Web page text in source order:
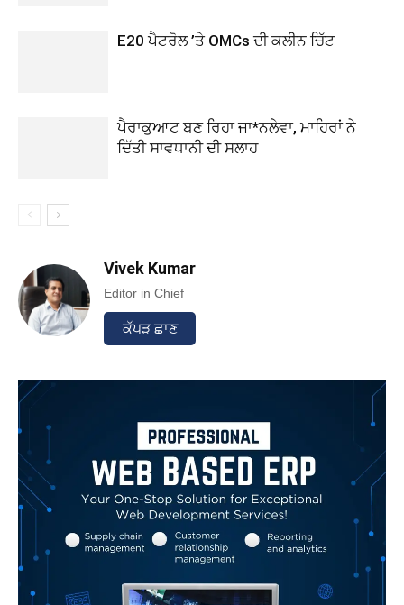
E20 ਪੈਟਰੋਲ ’ਤੇ OMCs ਦੀ ਕਲੀਨ ਚਿੱਟ
ਪੈਰਾਕੁਆਟ ਬਣ ਰਿਹਾ ਜਾ*ਨਲੇਵਾ, ਮਾਹਿਰਾਂ ਨੇ
ਦਿੱਤੀ ਸਾਵਧਾਨੀ ਦੀ ਸਲਾਹ
Vivek Kumar
Editor in Chief
ਕੱਪੜ ਛਾਣ